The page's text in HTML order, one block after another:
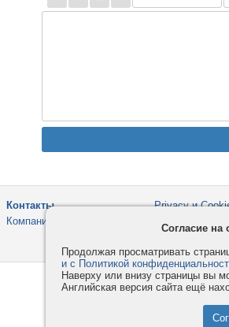
Контакты
Компания
Privacy и
Правила и
Согласие на
Продолжая просматривать
и с Политикой
Наверху или внизу страницы вы
Английская версия сайта ещё